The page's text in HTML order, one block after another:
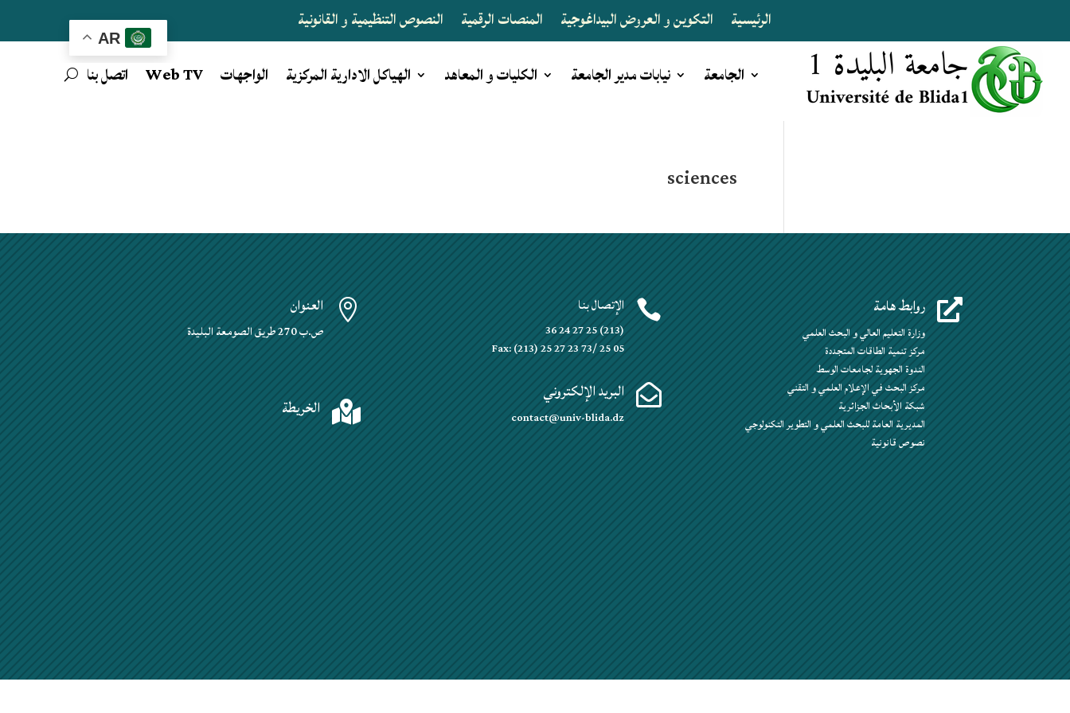
AR
الرئيسية التكوين و العروض البيداغوجية المنصات الرقمية النصوص التنظيمية و القانونية
الجامعة نيابات مدير الجامعة الكليات و المعاهد الهياكل الادارية المركزية الواجهات Web TV اتصل بنا
sciences
 العنوان
ص.ب 270 طريق الصومعة البليدة
 الخريطة
 الإتصال بنا
(213) 25 27 24 36
Fax: (213) 25 27 23 73/ 25 05
 البريد الإلكتروني
contact@univ-blida.dz
 روابط هامة
وزارة التعليم العالي و البحث العلمي
مركز تنمية الطاقات المتجددة
الندوة الجهوية لجامعات الوسط
مركز البحث في الإعلام العلمي و التقني
شبكة الأبحاث الجزائرية
المديرية العامة للبحث العلمي و التطوير التكنولوجي
نصوص قانونية